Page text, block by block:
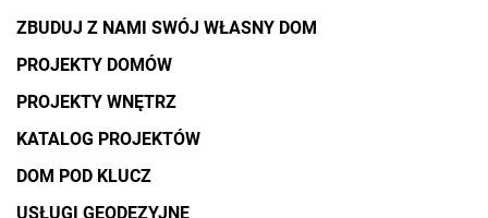
ZBUDUJ Z NAMI SWÓJ WŁASNY DOM
PROJEKTY DOMÓW
PROJEKTY WNĘTRZ
KATALOG PROJEKTÓW
DOM POD KLUCZ
USŁUGI GEODEZYJNE